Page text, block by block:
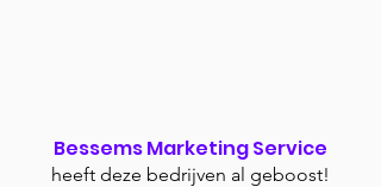
Bessems Marketing Service
heeft deze bedrijven al geboost!